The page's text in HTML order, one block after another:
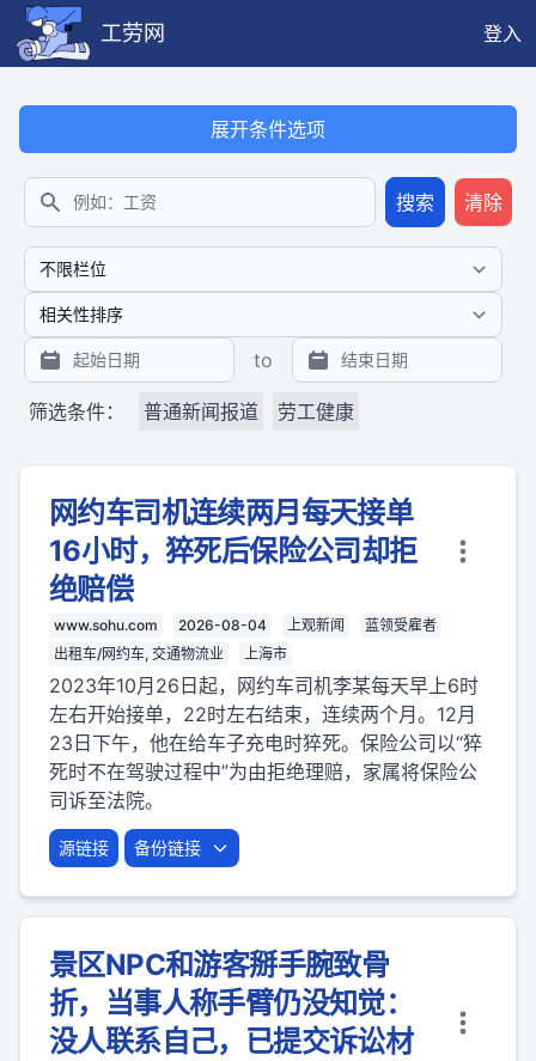
工劳网
登入
展开条件选项
搜索
搜索 清除
to
筛选条件： 普通新闻报道 劳工健康
网约车司机连续两月每天接单
16小时，猝死后保险公司却拒
绝赔偿
www.sohu.com 2026-08-04 上观新闻
蓝领受雇者
出租车/网约车, 交通物流业
上海市
2023年10月26日起，网约车司机李某每天早上6时
左右开始接单，22时左右结束，连续两个月。12月
23日下午，他在给车子充电时猝死。保险公司以“猝
死时不在驾驶过程中”为由拒绝理赔，家属将保险公
司诉至法院。
源链接 备份链接
景区NPC和游客掰手腕致骨
折，当事人称手臂仍没知觉：
没人联系自己，已提交诉讼材